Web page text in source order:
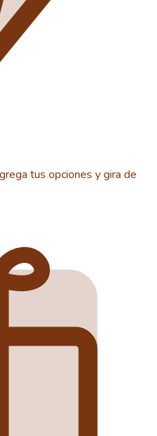
tus opciones y gira de